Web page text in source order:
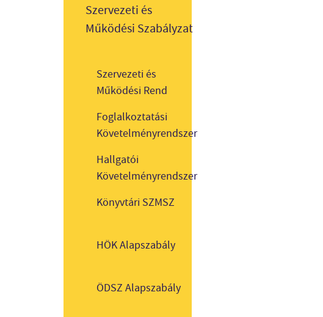
Szervezeti és
Működési Szabályzat
Szervezeti és
Működési Rend
Foglalkoztatási
Követelményrendszer
Hallgatói
Követelményrendszer
Könyvtári SZMSZ
HÖK Alapszabály
ÖDSZ Alapszabály